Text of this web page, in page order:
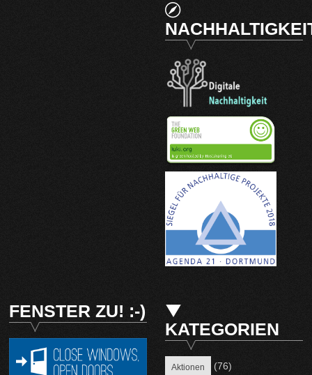
FENSTER ZU! :-)
KATEGORIEN
Aktionen (76)